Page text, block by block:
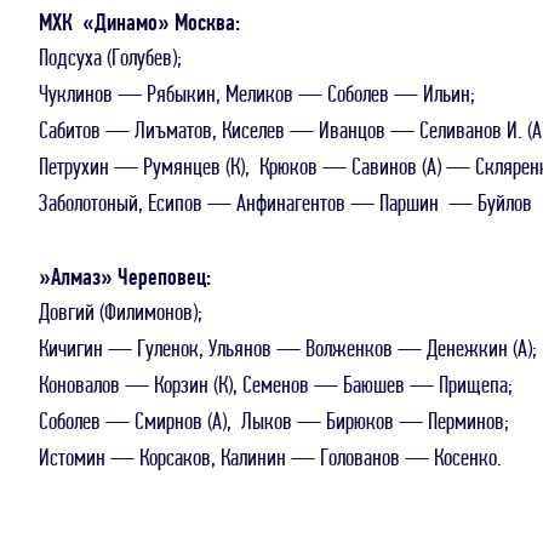
МХК «Динамо» Москва:
Подсуха (Голубев);
Чуклинов — Рябыкин, Меликов — Соболев — Ильин;
Сабитов — Лиъматов, Киселев — Иванцов — Селиванов И.
Петрухин — Румянцев (К), Крюков — Савинов (А) —
Заболотоный, Есипов — Анфинагентов — Паршин — Буйлов
»Алмаз» Череповец:
Довгий (Филимонов);
Кичигин — Гуленок, Ульянов — Волженков — Денежкин (А);
Коновалов — Корзин (К), Семенов — Баюшев — Прищепа;
Соболев — Смирнов (А), Лыков — Бирюков — Перминов;
Истомин — Корсаков, Калинин — Голованов — Косенко.